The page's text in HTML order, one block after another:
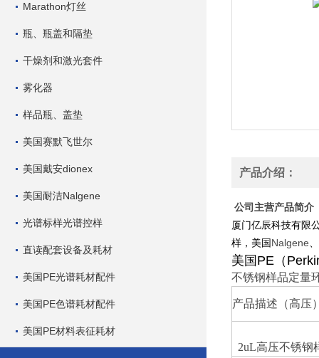
Marathon灯丝
瓶、瓶盖和隔垫
干燥剂和激光套件
雾化器
样品瓶、盖垫
美国赛默飞世尔
美国戴安dionex
美国耐洁Nalgene
光谱标样光谱控样
直读配套设备及耗材
美国PE光谱耗材配件
美国PE色谱耗材配件
美国PE材料表征耗材
产品介绍：
公司主营产品简介
厦门亿辰科技有限
样，美国 Nalgene
美国 PE （
不锈钢样品定量
产品描述（高压
2uL高压不锈钢